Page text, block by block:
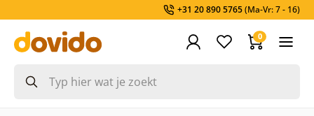
+31 20 890 5765(Ma-Vr: 7 - 16)
0